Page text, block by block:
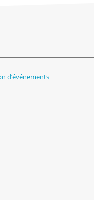
d’événements